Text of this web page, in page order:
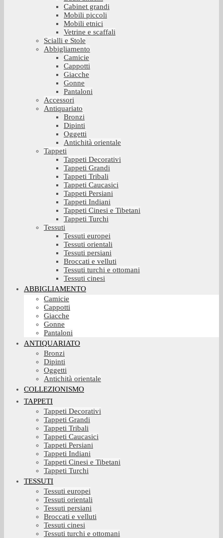
Cabinet grandi
Mobili piccoli
Mobili etnici
Vetrine e scaffali
Scialli e Stole
Abbigliamento
Camicie
Cappotti
Giacche
Gonne
Pantaloni
Accessori
Antiquariato
Bronzi
Dipinti
Oggetti
Antichità orientale
Tappeti
Tappeti Decorativi
Tappeti Grandi
Tappeti Tribali
Tappeti Caucasici
Tappeti Persiani
Tappeti Indiani
Tappeti Cinesi e Tibetani
Tappeti Turchi
Tessuti
Tessuti europei
Tessuti orientali
Tessuti persiani
Broccati e velluti
Tessuti turchi e ottomani
Tessuti cinesi
ABBIGLIAMENTO
Camicie
Cappotti
Giacche
Gonne
Pantaloni
ANTIQUARIATO
Bronzi
Dipinti
Oggetti
Antichità orientale
COLLEZIONISMO
TAPPETI
Tappeti Decorativi
Tappeti Grandi
Tappeti Tribali
Tappeti Caucasici
Tappeti Persiani
Tappeti Indiani
Tappeti Cinesi e Tibetani
Tappeti Turchi
TESSUTI
Tessuti europei
Tessuti orientali
Tessuti persiani
Broccati e velluti
Tessuti cinesi
Tessuti turchi e ottomani